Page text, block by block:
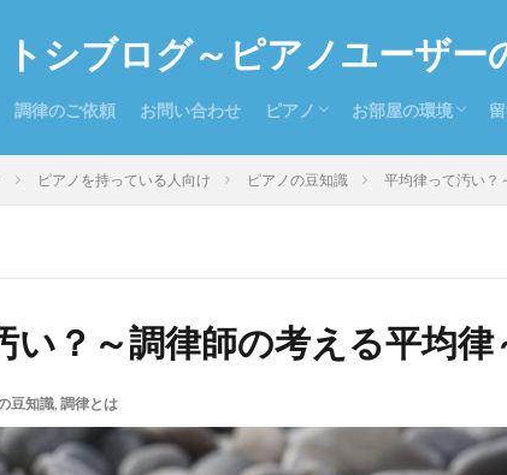
トシブログ～ピアノユーザ
調律のご依頼 お問い合わせ ピアノ
ピアノを持っている人向け
ピアノを探している人向け
お部屋の環境
置き場所
防音
温度と湿度
ピアノを持っている人向け ピアノの豆知識 平均律って汚い？
い？～調律師の考える平均律
豆知識, 調律とは